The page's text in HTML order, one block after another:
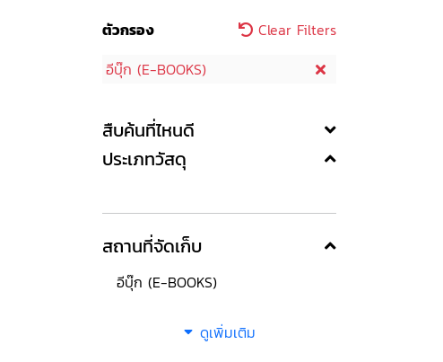
ตัวกรอง
Clear Filters
อีบุ๊ก (E-BOOKS)
สืบค้นที่ไหนดี
ประเภทวัสดุ
สถานที่จัดเก็บ
อีบุ๊ก (E-BOOKS)
ดูเพิ่มเติม